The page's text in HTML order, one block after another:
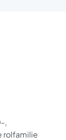
,
rolfamilie